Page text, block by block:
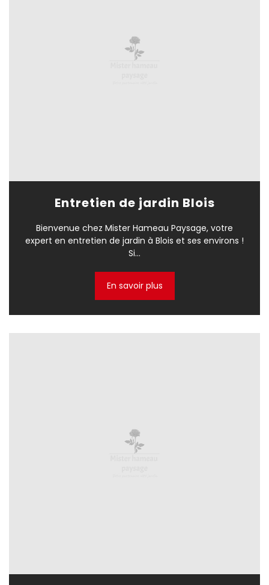
Entretien de jardin Blois
Bienvenue chez Mister Hameau Paysage, votre
expert en entretien de jardin à Blois et ses environs !
Si...
En savoir plus